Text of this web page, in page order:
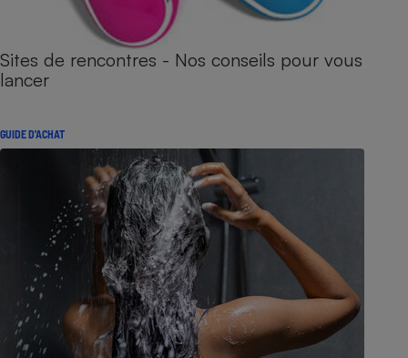
Sites de rencontres - Nos conseils pour vous
lancer
GUIDE D'ACHAT